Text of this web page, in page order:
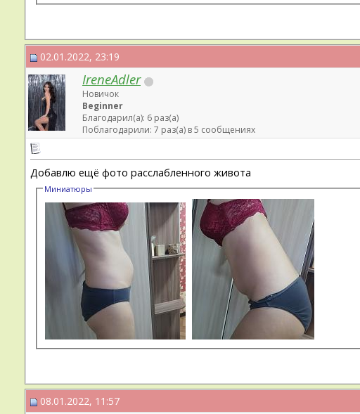
02.01.2022, 23:19
IreneAdler
Новичок
Beginner
Благодарил(а): 6 раз(а)
Поблагодарили: 7 раз(а) в 5 сообщениях
Добавлю ещё фото расслабленного живота
Миниатюры
08.01.2022, 11:57